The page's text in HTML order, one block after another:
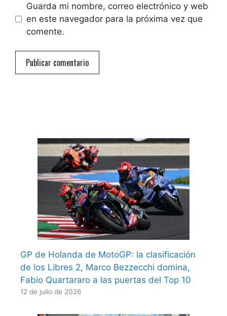
Guarda mi nombre, correo electrónico y web
en este navegador para la próxima vez que
comente.
GP de Holanda de MotoGP: la clasificación
de los Libres 2, Marco Bezzecchi domina,
Fabio Quartararo a las puertas del Top 10
12 de julio de 2026